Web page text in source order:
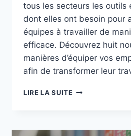
tous les secteurs les outils
dont elles ont besoin pour
équipes à travailler de
efficace. Découvrez huit
manières d’équiper vos
afin de transformer leur
LIRE LA SUITE8
LES